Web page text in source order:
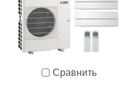
Сравнить